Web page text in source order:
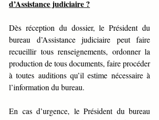
d’Assistance judiciaire ?
Dès réception du dossier, le Président du
bureau d’Assistance judiciaire peut faire
recueillir tous renseignements, ordonner la
production de tous documents, faire procéder
à toutes auditions qu’il estime nécessaire à
l’information du bureau.
En cas d’urgence, le Président du bureau